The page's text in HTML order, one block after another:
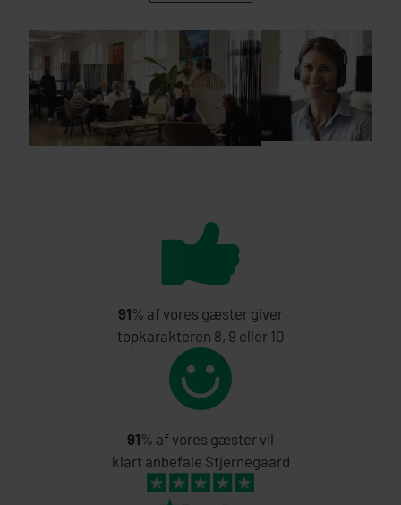
91% af vores gæster giver
topkarakteren 8, 9 eller 10
91% af vores gæster vil
klart anbefale Stjernegaard